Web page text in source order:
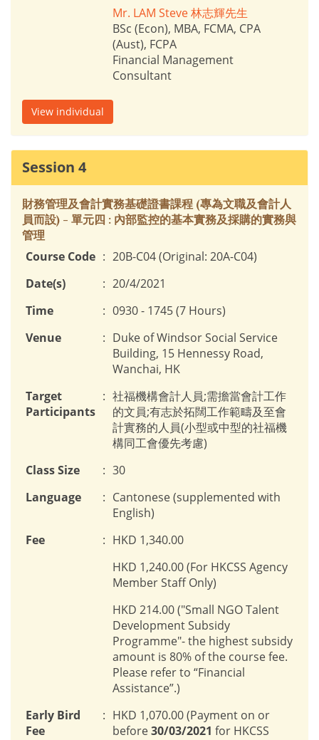
Mr. LAM Steve 林志輝先生
BSc (Econ), MBA, FCMA, CPA
(Aust), FCPA
Financial Management
Consultant
View individual
Session 4
財務管理及會計實務基礎證書課程 (專為文職及會計人
員而設) - 單元四 : 內部監控的基本實務及採購的實務與
管理
Course Code : 20B-C04 (Original: 20A-C04)
Date(s)
: 20/4/2021
Time
: 0930 - 1745 (7 Hours)
Venue
: Duke of Windsor Social Service
Building, 15 Hennessy Road,
Wanchai, HK
Target
Participants
: 社福機構會計人員;需擔當會計工作
的文員;有志於拓闊工作範疇及至會
計實務的人員(小型或中型的社福機
構同工會優先考慮)
Class Size
: 30
Language
: Cantonese (supplemented with
English)
Fee
: HKD 1,340.00
HKD 1,240.00 (For HKCSS Agency
Member Staff Only)
HKD 214.00 ("Small NGO Talent
Development Subsidy
Programme"- the highest subsidy
amount is 80% of the course fee.
Please refer to “Financial
Assistance”.)
Early Bird
Fee
: HKD 1,070.00 (Payment on or
before30/03/2021 for HKCSS